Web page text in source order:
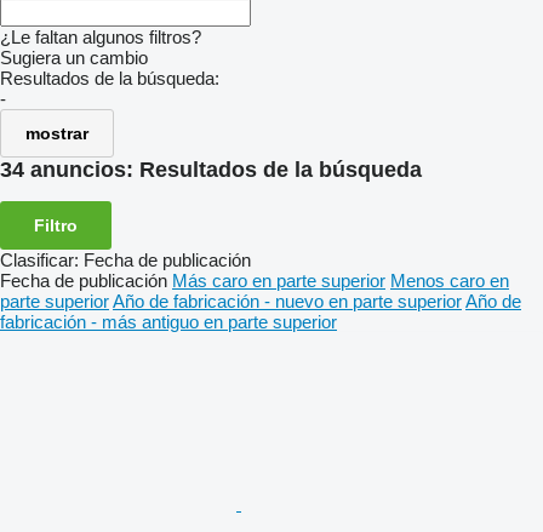
¿Le faltan algunos filtros?
Sugiera un cambio
Resultados de la búsqueda:
-
mostrar
34 anuncios: Resultados de la búsqueda
Filtro
Clasificar: Fecha de publicación
Fecha de publicación Más caro en parte superior Menos caro en
parte superiorAño de fabricación - nuevo en parte superiorAño de
fabricación - más antiguo en parte superior